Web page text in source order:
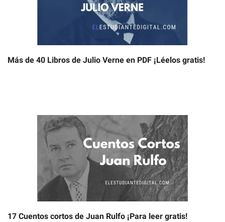
Más de 40 Libros de Julio Verne en PDF ¡Léelos gratis!
17 Cuentos cortos de Juan Rulfo ¡Para leer gratis!